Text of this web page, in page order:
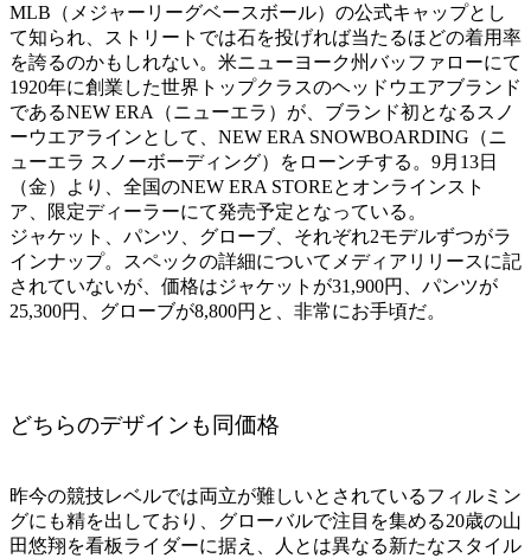
MLB（メジャーリーグベースボール）の公式キャップとし
て知られ、ストリートでは石を投げれば当たるほどの着用率
を誇るのかもしれない。米ニューヨーク州バッファローにて
1920年に創業した世界トップクラスのヘッドウエアブランド
であるNEW ERA（ニューエラ）が、ブランド初となるスノ
ーウエアラインとして、NEW ERA SNOWBOARDING（ニ
ューエラ スノーボーディング）をローンチする。9月13日
（金）より、全国のNEW ERA STOREとオンラインスト
ア、限定ディーラーにて発売予定となっている。
ジャケット、パンツ、グローブ、それぞれ2モデルずつがラ
インナップ。スペックの詳細についてメディアリリースに記
されていないが、価格はジャケットが31,900円、パンツが
25,300円、グローブが8,800円と、非常にお手頃だ。
どちらのデザインも同価格
昨今の競技レベルでは両立が難しいとされているフィルミン
グにも精を出しており、グローバルで注目を集める20歳の山
田悠翔を看板ライダーに据え、人とは異なる新たなスタイル